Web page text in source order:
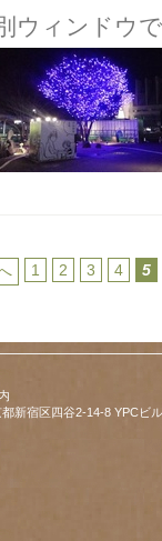
ウィンドウ
1 2 3 4 5
新宿区四谷2-14-8 YPCビ